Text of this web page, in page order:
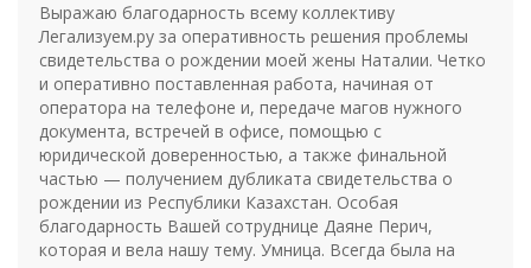
Выражаю благодарность всему коллективу
Легализуем.ру за оперативность решения проблемы
свидетельства о рождении моей жены Наталии. Четко
и оперативно поставленная работа, начиная от
оператора на телефоне и, передаче магов нужного
документа, встречей в офисе, помощью с
юридической доверенностью, а также финальной
частью — получением дубликата свидетельства о
рождении из Республики Казахстан. Особая
благодарность Вашей сотруднице Даяне Перич,
которая и вела нашу тему. Умница. Всегда была на